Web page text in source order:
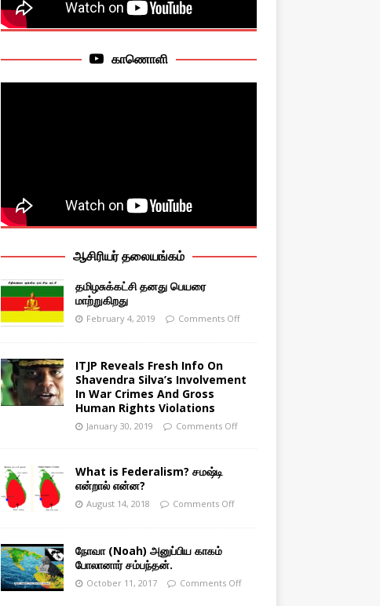
காணொளி
ஆசிரியர் தலையங்கம்
தமிழசுக்கட்சி தனது பெயரை
மாற்றுகிறது
February 4, 2019 Comments Off
ITJP Reveals Fresh Info On
Shavendra Silva’s Involvement
In War Crimes And Gross
Human Rights Violations
January 30, 2019 Comments Off
What is Federalism? சமஷ்டி
என்றால் என்ன?
August 14, 2018 Comments Off
நோவா (Noah) அனுப்பிய காகம்
போலானார் சம்பந்தன்.
October 11, 2017 Comments Off